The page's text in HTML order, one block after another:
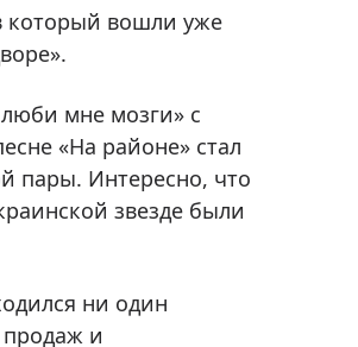
который вошли уже
мне мозги» с
«На районе» стал
пары. Интересно, что
звезде были
ни один
продаж и